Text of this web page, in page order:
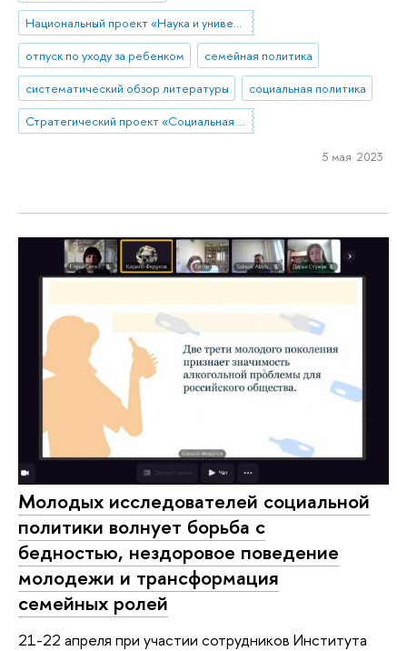
Национальный проект «Наука и университеты»
отпуск по уходу за ребенком
семейная политика
систематический обзор литературы
социальная политика
Стратегический проект «Социальная политика устойчивого развития и инклюзивного экономического роста»
5 мая 2023
Молодых исследователей социальной
политики волнует борьба с
бедностью, нездоровое поведение
молодежи и трансформация
семейных ролей
21-22 апреля при участии сотрудников Института